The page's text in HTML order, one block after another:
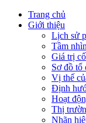
Trang chủ
Giới thiệu
Lịch sử
Tầm
Giá trị
Sơ đồ tổ
Vị thế
Định
Hoạt
Thị
Nhãn